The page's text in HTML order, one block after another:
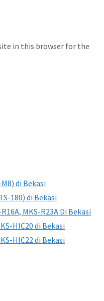
in this browser for the
di Bekasi
180) di Bekasi
MKS-R23A Di Bekasi
HIC20 di Bekasi
HIC22 di Bekasi